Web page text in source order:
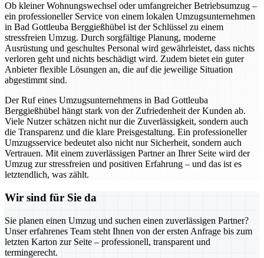
Ob kleiner Wohnungswechsel oder umfangreicher Betriebsumzug –
ein professioneller Service von einem lokalen Umzugsunternehmen
in Bad Gottleuba Berggießhübel ist der Schlüssel zu einem
stressfreien Umzug. Durch sorgfältige Planung, moderne
Ausrüstung und geschultes Personal wird gewährleistet, dass nichts
verloren geht und nichts beschädigt wird. Zudem bietet ein guter
Anbieter flexible Lösungen an, die auf die jeweilige Situation
abgestimmt sind.
Der Ruf eines Umzugsunternehmens in Bad Gottleuba
Berggießhübel hängt stark von der Zufriedenheit der Kunden ab.
Viele Nutzer schätzen nicht nur die Zuverlässigkeit, sondern auch
die Transparenz und die klare Preisgestaltung. Ein professioneller
Umzugsservice bedeutet also nicht nur Sicherheit, sondern auch
Vertrauen. Mit einem zuverlässigen Partner an Ihrer Seite wird der
Umzug zur stressfreien und positiven Erfahrung – und das ist es
letztendlich, was zählt.
Wir sind für Sie da
Sie planen einen Umzug und suchen einen zuverlässigen Partner?
Unser erfahrenes Team steht Ihnen von der ersten Anfrage bis zum
letzten Karton zur Seite – professionell, transparent und
termingerecht.